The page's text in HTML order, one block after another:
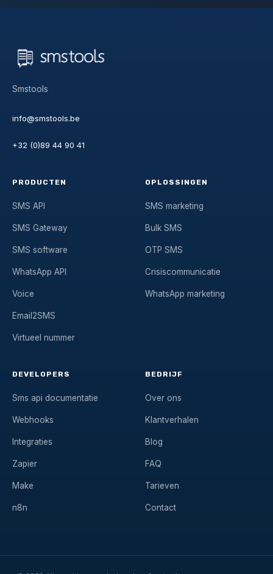
Smstools
info@smstools.be
+32 (0)89 44 90 41
PRODUCTEN
SMS API
SMS Gateway
SMS software
WhatsApp API
Voice
Email2SMS
Virtueel nummer
OPLOSSINGEN
SMS marketing
Bulk SMS
OTP SMS
Crisiscommunicatie
WhatsApp marketing
DEVELOPERS
Sms api documentatie
Webhooks
Integraties
Zapier
Make
n8n
BEDRIJF
Over ons
Klantverhalen
Blog
FAQ
Tarieven
Contact